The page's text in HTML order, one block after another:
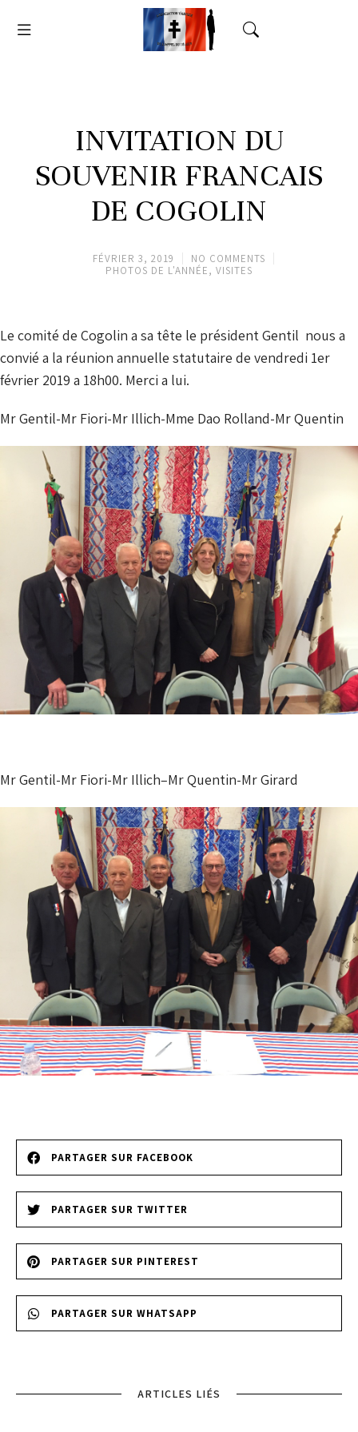
INVITATION DU
SOUVENIR FRANCAIS
DE COGOLIN
FÉVRIER 3, 2019
NO COMMENTS
PHOTOS DE L'ANNÉE, VISITES
Le comité de Cogolin a sa tête le président Gentil nous a
convié a la réunion annuelle statutaire de vendredi 1er
février 2019 a 18h00. Merci a lui.
Mr Gentil-Mr Fiori-Mr Illich-Mme Dao Rolland-Mr Quentin
Mr Gentil-Mr Fiori-Mr Illich–Mr Quentin-Mr Girard
PARTAGER SUR FACEBOOK
PARTAGER SUR TWITTER
PARTAGER SUR PINTEREST
PARTAGER SUR WHATSAPP
ARTICLES LIÉS